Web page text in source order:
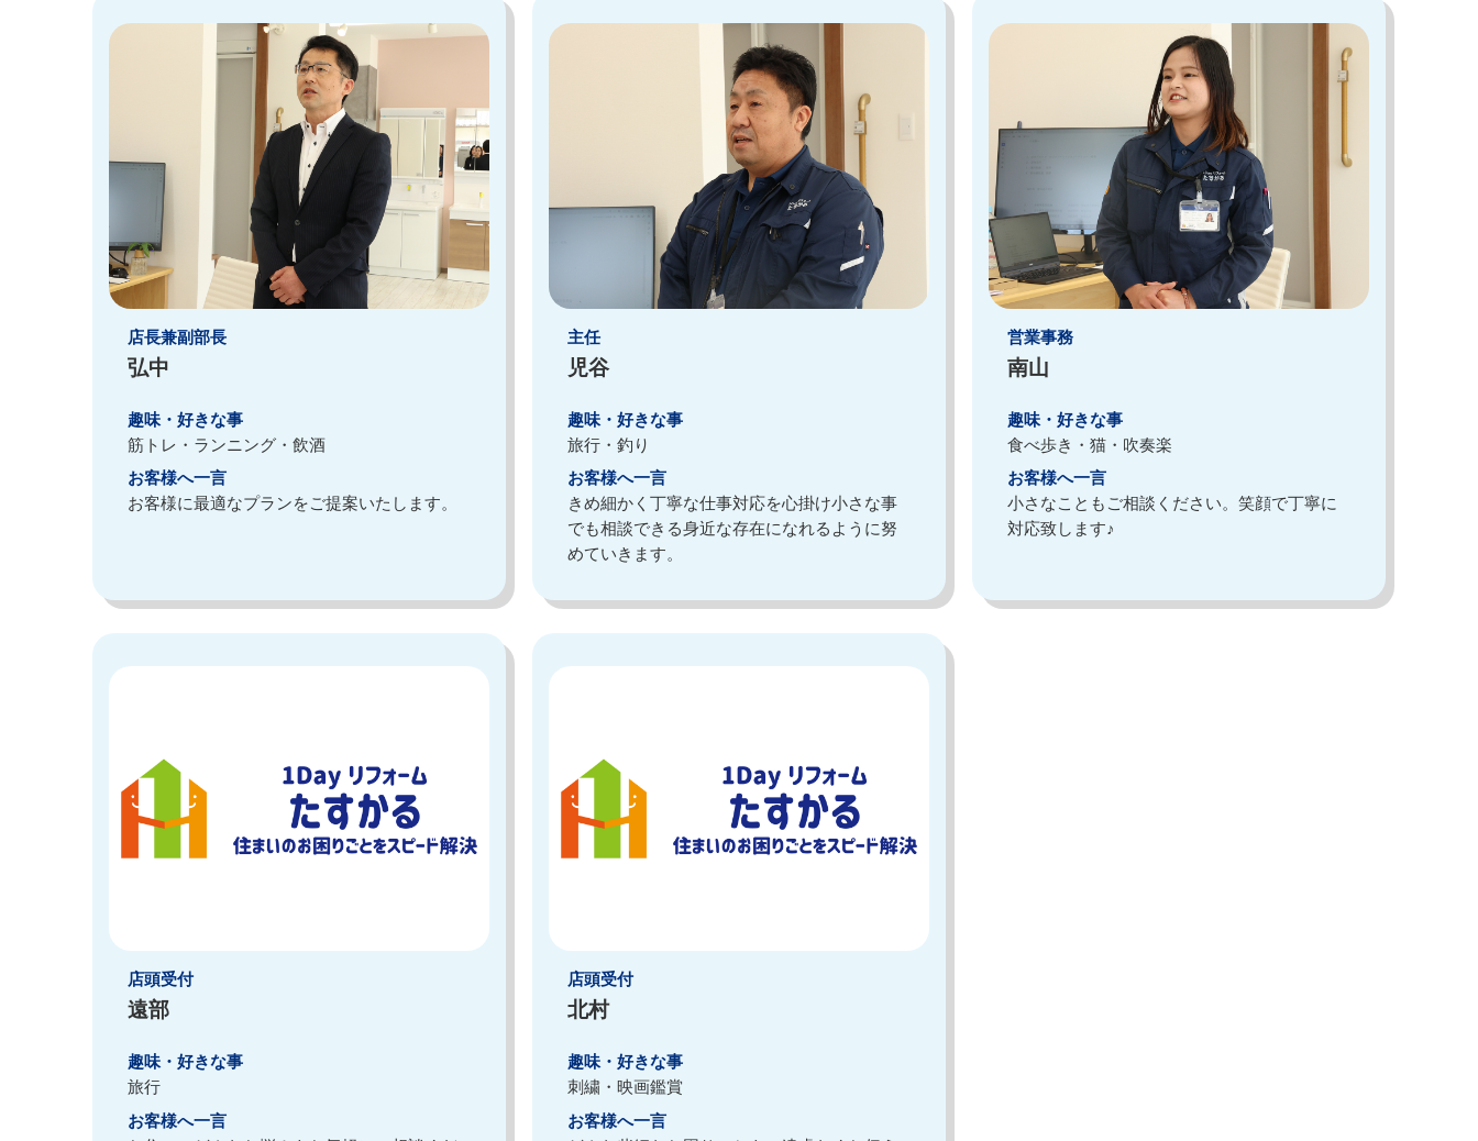
店長兼副部長
弘中
趣味・好きな事
筋トレ・ランニング・飲酒
お客様へ一言
お客様に最適なプランをご提案いたします。
主任
児谷
趣味・好きな事
旅行・釣り
お客様へ一言
きめ細かく丁寧な仕事対応を心掛け小さな事
でも相談できる身近な存在になれるように努
めていきます。
営業事務
南山
趣味・好きな事
食べ歩き・猫・吹奏楽
お客様へ一言
小さなこともご相談ください。笑顔で丁寧に
対応致します♪
店頭受付
遠部
趣味・好きな事
旅行
お客様へ一言
店頭受付
北村
趣味・好きな事
刺繍・映画鑑賞
お客様へ一言